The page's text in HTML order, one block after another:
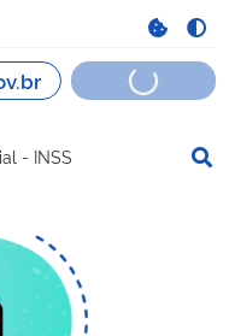
- INSS